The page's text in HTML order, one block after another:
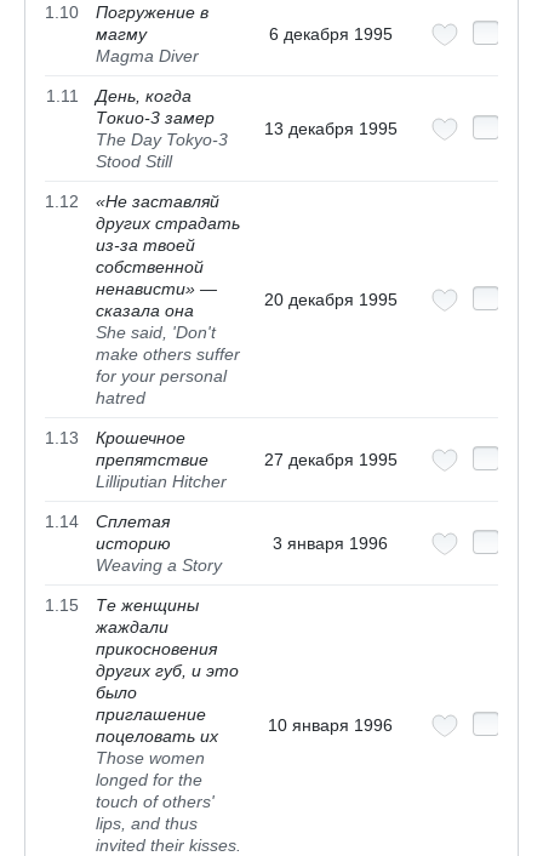
1.10
Погружение в
магму
Magma Diver
6 декабря 1995
1.11
День, когда
Токио-3 замер
The Day Tokyo-3
Stood Still
13 декабря 1995
1.12
«Не заставляй
других страдать
из-за твоей
собственной
ненависти» —
сказала она
She said, 'Don't
make others suffer
for your personal
hatred
20 декабря 1995
1.13
Крошечное
препятствие
Lilliputian Hitcher
27 декабря 1995
1.14
Сплетая
историю
Weaving a Story
3 января 1996
1.15
Те женщины
жаждали
прикосновения
других губ, и это
было
приглашение
поцеловать их
Those women
longed for the
touch of others'
lips, and thus
invited their kisses.
10 января 1996